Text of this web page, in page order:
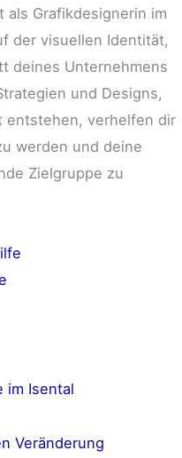
als Grafikdesignerin im
der visuellen Identität,
deines Unternehmens
und Designs,
entstehen, verhelfen dir
werden und deine
Zielgruppe zu
im Isental
Veränderung